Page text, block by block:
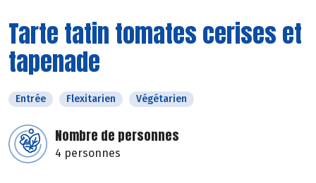
Tarte tatin tomates cerises et
tapenade
Entrée Flexitarien Végétarien
Nombre de personnes
4 personnes